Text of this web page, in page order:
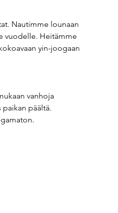
Nautimme lounaan
vuodelle. Heitämme
yin-joogaan
vanhoja
paikan päältä.